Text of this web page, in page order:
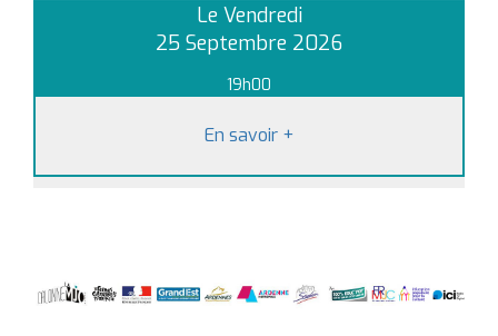
Le Vendredi
25 Septembre 2026
19h00
En savoir +